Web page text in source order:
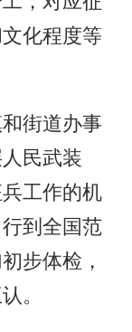
化程度等
街道办事
民武装
工作的机
到全国范
步体检，
。